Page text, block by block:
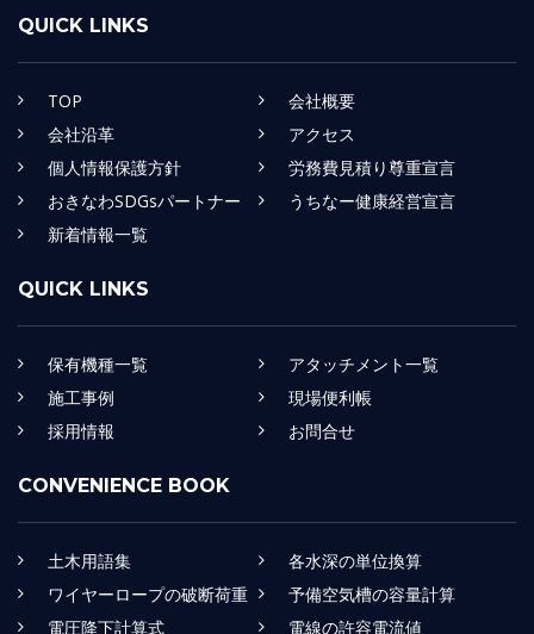
QUICK LINKS
TOP
会社概要
会社沿革
アクセス
個人情報保護方針
労務費見積り尊重宣言
おきなわSDGsパートナー
うちなー健康経営宣言
新着情報一覧
QUICK LINKS
保有機種一覧
アタッチメント一覧
施工事例
現場便利帳
採用情報
お問合せ
CONVENIENCE BOOK
土木用語集
各水深の単位換算
ワイヤーロープの破断荷重
予備空気槽の容量計算
電圧降下計算式
電線の許容電流値